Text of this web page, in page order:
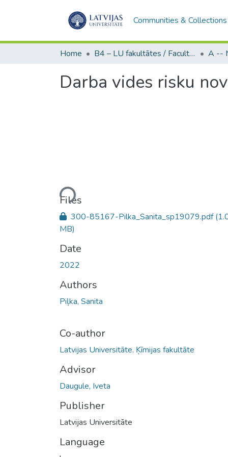
Communities & Collections
Home B4 – LU fakultātes / Faculties of the UL
Darba vides risku
Loading...
Files
300-85167-Pilka_Sanita_sp19079.pdf
MB)
Date
2022
Authors
Piļka, Sanita
Co-author
Latvijas Universitāte. Ķīmijas fakultāte
Advisor
Daugule, Iveta
Publisher
Latvijas Universitāte
Language